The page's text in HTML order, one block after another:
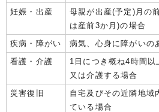
妊娠・出産
母親が出産(予定)月の
は産前3か月)の場合
疾病・障がい
病気、心身に障がいの
看護・介護
1日につき概ね4時間
又は介護する場合
災害復旧
自宅及びその近隣地域
ている場合